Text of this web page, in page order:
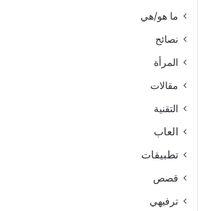
ما هو/هي
نصائح
المرأة
مقالات
التقنية
العاب
تطبيقات
قصص
ترفيهي